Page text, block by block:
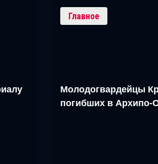
Главное
Молодогвардейцы
погибших в Архипо-